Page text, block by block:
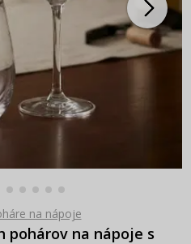
na nápoje
pohárov na nápoje s